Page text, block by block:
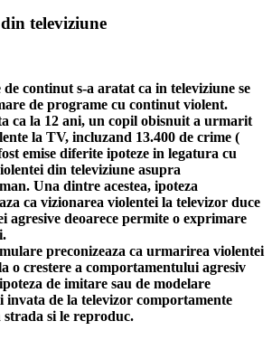
televiziune
continut s-a aratat ca in televiziune se
de programe cu continut violent.
ca la 12 ani, un copil obisnuit a urmarit
la TV, incluzand 13.400 de crime (
emise diferite ipoteze in legatura cu
din televiziune asupra
Una dintre acestea, ipoteza
ca vizionarea violentei la televizor duce
agresive deoarece permite o exprimare
preconizeaza ca urmarirea violentei
o crestere a comportamentului agresiv
de imitare sau de modelare
invata de la televizor comportamente
strada si le reproduc.